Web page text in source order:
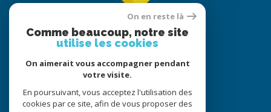
© 2022
Tous droits réservés
Traduction powered by Google
Nos honoraires
Plan du site
On en reste là
Comme beaucoup, notre site
utilise les cookies
On aimerait vous accompagner pendant
votre visite.
En poursuivant, vous acceptez l'utilisation des
cookies par ce site, afin de vous proposer des